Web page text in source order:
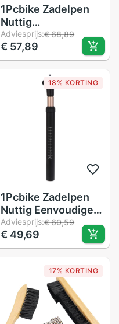
1Pcbike Zadelpen
Nuttig
Schokabsorptie
Duurzaam
Praktische Fiets
Accessoires Fiets
Zadelpen Fiets
Zadelpen Voor
Vrouwen
Volwassenen
Adviesprijs:€ 68,89
€ 57,89
18% KORTING
1Pcbike Zadelpen
Nuttig Eenvoudige
Duurzaam
Praktische Bike
Seat Tube Voor
Mannen Vrouwen
Adviesprijs:€ 60,59
€ 49,69
17% KORTING